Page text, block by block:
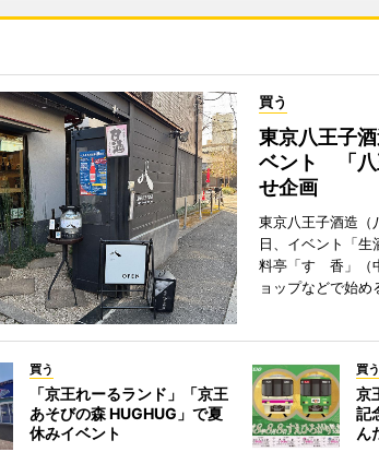
買う
東京八王子
ベント 「八
せ企画
東京八王子酒造（
日、イベント「
料亭「すゞ香」（
ョップなどで始め
買う
「京王れーるランド」「京王
あそびの森 HUGHUG」で夏
休みイベント
買う
京
記
ん